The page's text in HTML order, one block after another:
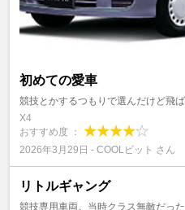
初めての愛車
競技とかするつもりで選んだけど飛
X4
おすすめ度 ：
2026年3月29日 - COOLビット さん
リトルギャング
競技専用車両。当時クラス無敵だった